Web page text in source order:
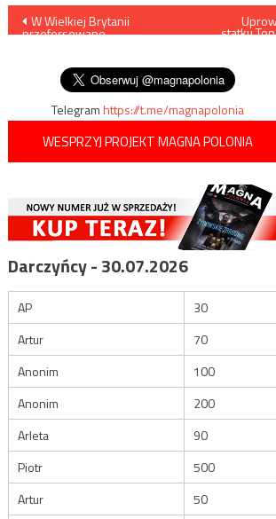
Nawigacja
wpisu
W Wielkiej Brytanii
przeforsowano statku
Telegramhttps://t.me/magnapolonia
WESPRZYJ PROJEKT MAGNA POLONIA
Darczyńcy - 30.07.2026
AP
30
Artur
70
Anonim
100
Anonim
200
Arleta
90
Piotr
500
Artur
50